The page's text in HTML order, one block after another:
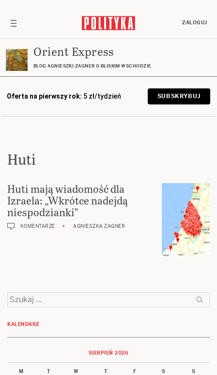
ZALOGUJ
Orient Express
BLOG AGNIESZKI ZAGNER O BLISKIM WSCHODZIE
Oferta na pierwszy rok: 5 zł/tydzień SUBSKRYBUJ
Huti
Huti mają wiadomość dla
Izraela: „Wkrótce nadejdą
niespodzianki”
KOMENTARZE AGNIESZKA ZAGNER
Szukaj:
KALENDARZ
SIERPIEŃ 2026
M T W T F S S